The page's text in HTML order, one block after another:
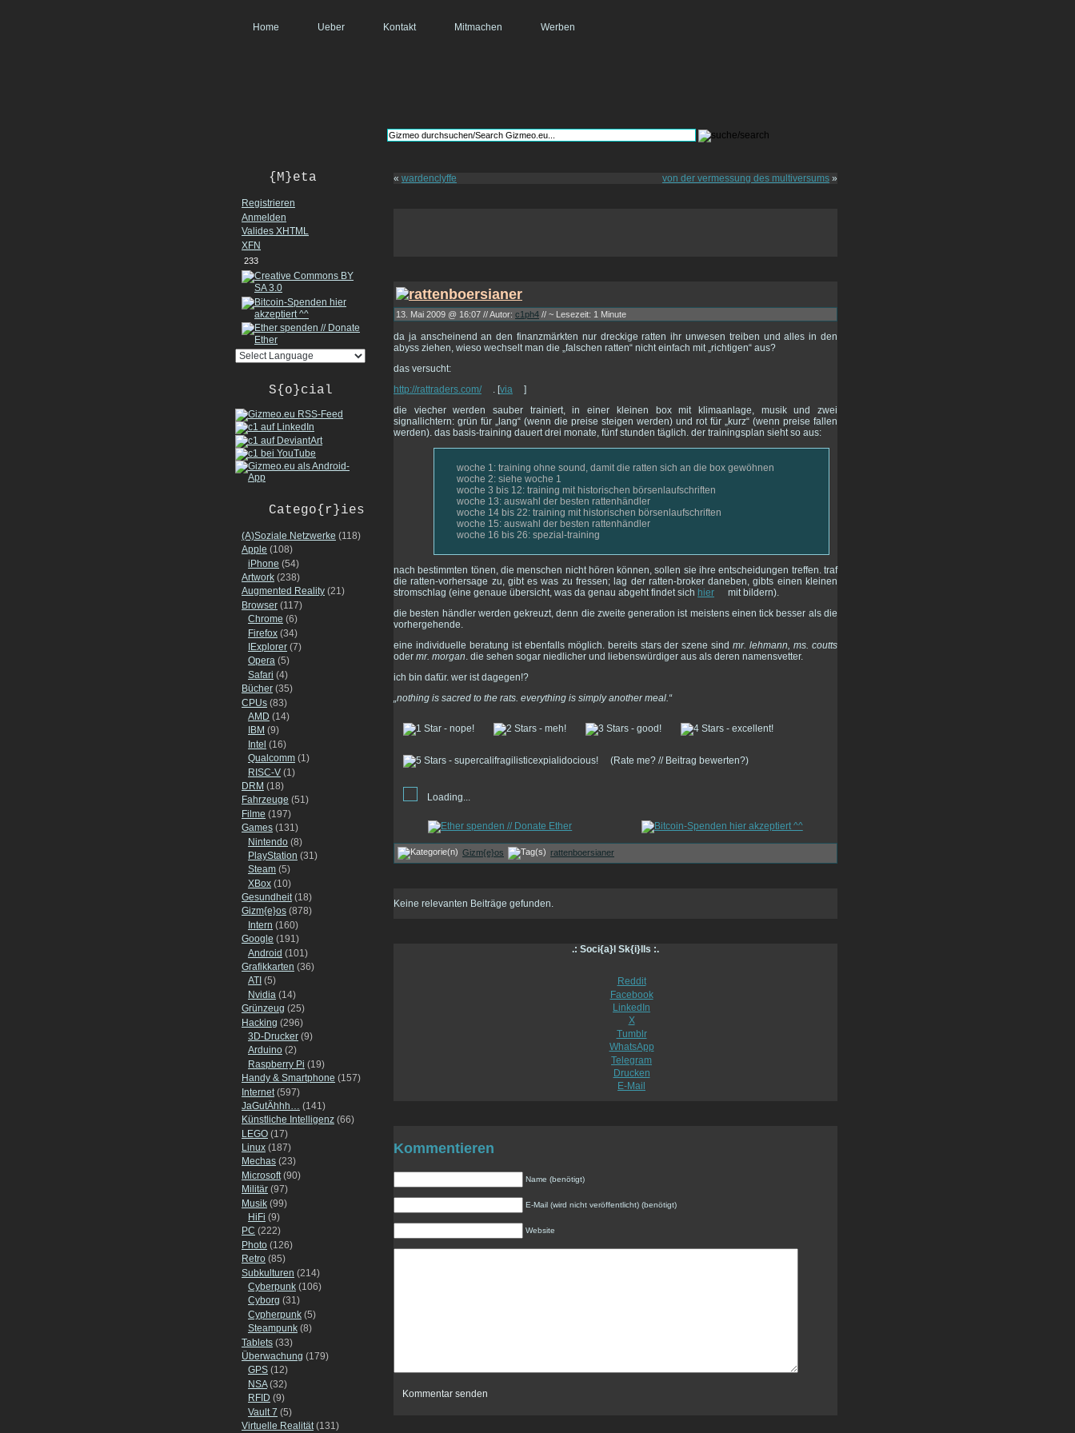
Home Ueber Kontakt Mitmachen Werben
{M}eta
Registrieren
Anmelden
Valides XHTML
XFN
233
S{o}cial
Catego{r}ies
(A)Soziale Netzwerke (118)
Apple (108)
iPhone (54)
Artwork (238)
Augmented Reality (21)
Browser (117)
Chrome (6)
Firefox (34)
IExplorer (7)
Opera (5)
Safari (4)
Bücher (35)
CPUs (83)
AMD (14)
IBM (9)
Intel (16)
Qualcomm (1)
RISC-V (1)
DRM (18)
Fahrzeuge (51)
Filme (197)
Games (131)
Nintendo (8)
PlayStation (31)
Steam (5)
XBox (10)
Gesundheit(18)
Gizm{e}os (878)
Intern (160)
Google (191)
Android (101)
Grafikkarten (36)
ATI (5)
Nvidia (14)
Grünzeug (25)
Hacking (296)
3D-Drucker (9)
Arduino (2)
Raspberry Pi (19)
Handy & Smartphone (157)
Internet (597)
JaGutÄhhh… (141)
Künstliche Intelligenz (66)
LEGO (17)
Linux (187)
Mechas (23)
Microsoft(90)
Militär (97)
Musik (99)
HiFi (9)
PC (222)
Photo (126)
Retro (85)
Subkulturen (214)
Cyberpunk (106)
Cyborg (31)
Cypherpunk (5)
Steampunk (8)
Tablets (33)
Überwachung (179)
GPS (12)
NSA(32)
RFID (9)
Vault 7 (5)
Virtuelle Realität(131)
« wardenclyffe von der vermessung des multiversums »
13. Mai 2009 @ 16:07 // Autor: c1ph4 // ~ Lesezeit: 1 Minute
da ja anscheinend an den finanzmärkten nur dreckige ratten ihr unwesen treiben und alles in den
abyss ziehen, wieso wechselt man die „falschen ratten“ nicht einfach mit „richtigen“ aus?
das versucht:
http://rattraders.com/
. [via
]
die viecher werden sauber trainiert, in einer kleinen box mit klimaanlage, musik und zwei
signallichtern: grün für „lang“ (wenn die preise steigen werden) und rot für „kurz“ (wenn preise fallen
werden). das basis-training dauert drei monate, fünf stunden täglich. der trainingsplan sieht so aus:
woche 1: training ohne sound, damit die ratten sich an die box gewöhnen
woche 2: siehe woche 1
woche 3 bis 12: training mit historischen börsenlaufschriften
woche 13: auswahl der besten rattenhändler
woche 14 bis 22: training mit historischen börsenlaufschriften
woche 15: auswahl der besten rattenhändler
woche 16 bis 26: spezial-training
nach bestimmten tönen, die menschen nicht hören können, sollen sie ihre entscheidungen treffen. traf
die ratten-vorhersage zu, gibt es was zu fressen; lag der ratten-broker daneben, gibts einen kleinen
stromschlag (eine genaue übersicht, was da genau abgeht findet sich hier
mit bildern).
die besten händler werden gekreuzt, denn die zweite generation ist meistens einen tick besser als die
vorhergehende.
eine individuelle beratung ist ebenfalls möglich. bereits stars der szene sindmr. lehmann, ms. coutts
oder mr. morgan. die sehen sogar niedlicher und liebenswürdiger aus als deren namensvetter.
ich bin dafür. wer ist dagegen!?
„nothing is sacred to the rats. everything is simply another meal.“
(Rate me? // Beitrag bewerten?)
Loading...
Gizm{e}os rattenboersianer
Keine relevanten Beiträge gefunden.
.: Soci{a}l Sk{i}lls :.
Reddit
Facebook
LinkedIn
X
Tumblr
WhatsApp
Telegram
Drucken
E-Mail
Kommentieren
Name (benötigt)
E-Mail (wird nicht veröffentlicht) (benötigt)
Website